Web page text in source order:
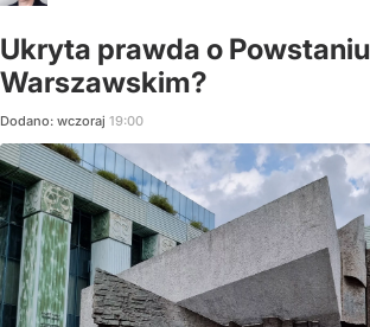
Ukryta prawda o Powstaniu
Warszawskim?
Dodano: wczoraj 19:00